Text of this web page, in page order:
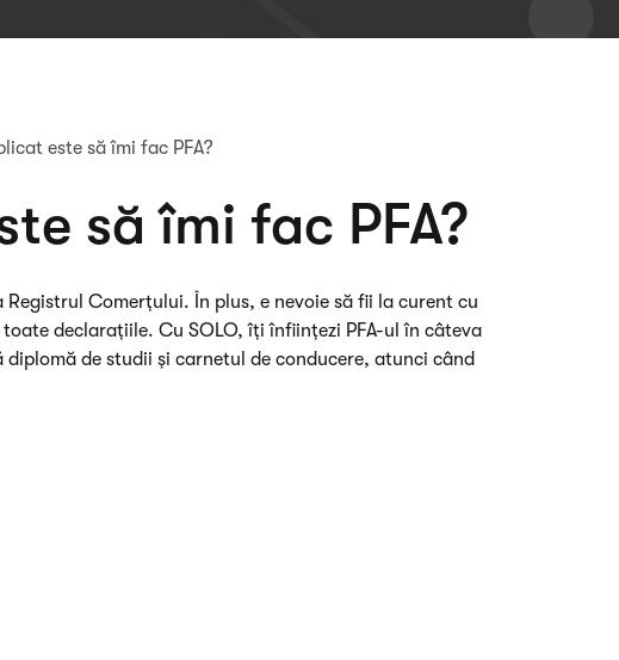
este să îmi fac PFA?
să îmi fac PFA?
Comerțului. În plus, e nevoie să fii la curent cu
declarațiile. Cu SOLO, îți înființezi PFA-ul în câteva
de studii și carnetul de conducere, atunci când